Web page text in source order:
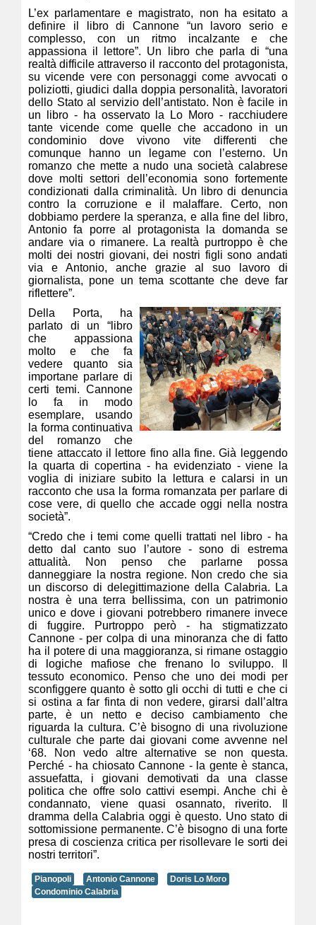
L’ex parlamentare e magistrato, non ha esitato a
definire il libro di Cannone “un lavoro serio e
complesso, con un ritmo incalzante e che
appassiona il lettore”. Un libro che parla di “una
realtà difficile attraverso il racconto del protagonista,
su vicende vere con personaggi come avvocati o
poliziotti, giudici dalla doppia personalità, lavoratori
dello Stato al servizio dell’antistato. Non è facile in
un libro - ha osservato la Lo Moro - racchiudere
tante vicende come quelle che accadono in un
condominio dove vivono vite differenti che
comunque hanno un legame con l’esterno. Un
romanzo che mette a nudo una società calabrese
dove molti settori dell’economia sono fortemente
condizionati dalla criminalità. Un libro di denuncia
contro la corruzione e il malaffare. Certo, non
dobbiamo perdere la speranza, e alla fine del libro,
Antonio fa porre al protagonista la domanda se
andare via o rimanere. La realtà purtroppo è che
molti dei nostri giovani, dei nostri figli sono andati
via e Antonio, anche grazie al suo lavoro di
giornalista, pone un tema scottante che deve far
riflettere”.
Della Porta, ha
parlato di un “libro
che appassiona
molto e che fa
vedere quanto sia
importane parlare di
certi temi. Cannone
lo fa in modo
esemplare, usando
la forma continuativa
del romanzo che
tiene attaccato il lettore fino alla fine. Già leggendo
la quarta di copertina - ha evidenziato - viene la
voglia di iniziare subito la lettura e calarsi in un
racconto che usa la forma romanzata per parlare di
cose vere, di quello che accade oggi nella nostra
società”.
“Credo che i temi come quelli trattati nel libro - ha
detto dal canto suo l’autore - sono di estrema
attualità. Non penso che parlarne possa
danneggiare la nostra regione. Non credo che sia
un discorso di delegittimazione della Calabria. La
nostra è una terra bellissima, con un patrimonio
unico e dove i giovani potrebbero rimanere invece
di fuggire. Purtroppo però - ha stigmatizzato
Cannone - per colpa di una minoranza che di fatto
ha il potere di una maggioranza, si rimane ostaggio
di logiche mafiose che frenano lo sviluppo. Il
tessuto economico. Penso che uno dei modi per
sconfiggere quanto è sotto gli occhi di tutti e che ci
si ostina a far finta di non vedere, girarsi dall’altra
parte, è un netto e deciso cambiamento che
riguarda la cultura. C’è bisogno di una rivoluzione
culturale che parte dai giovani come avvenne nel
‘68. Non vedo altre alternative se non questa.
Perché - ha chiosato Cannone - la gente è stanca,
assuefatta, i giovani demotivati da una classe
politica che offre solo cattivi esempi. Anche chi è
condannato, viene quasi osannato, riverito. Il
dramma della Calabria oggi è questo. Uno stato di
sottomissione permanente. C’è bisogno di una forte
presa di coscienza critica per risollevare le sorti dei
nostri territori”.
Pianopoli Antonio Cannone
Doris Lo Moro
Condominio Calabria